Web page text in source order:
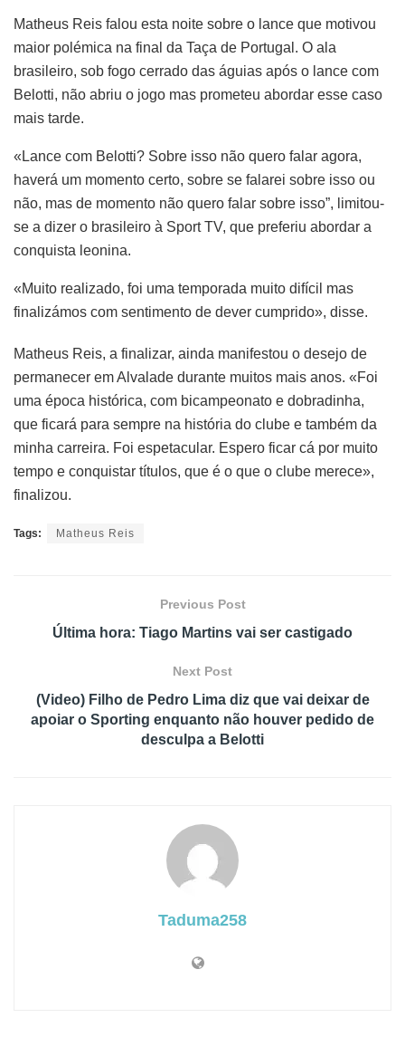
Matheus Reis falou esta noite sobre o lance que motivou
maior polémica na final da Taça de Portugal. O ala
brasileiro, sob fogo cerrado das águias após o lance com
Belotti, não abriu o jogo mas prometeu abordar esse caso
mais tarde.
«Lance com Belotti? Sobre isso não quero falar agora,
haverá um momento certo, sobre se falarei sobre isso ou
não, mas de momento não quero falar sobre isso”, limitou-
se a dizer o brasileiro à Sport TV, que preferiu abordar a
conquista leonina.
«Muito realizado, foi uma temporada muito difícil mas
finalizámos com sentimento de dever cumprido», disse.
Matheus Reis, a finalizar, ainda manifestou o desejo de
permanecer em Alvalade durante muitos mais anos. «Foi
uma época histórica, com bicampeonato e dobradinha,
que ficará para sempre na história do clube e também da
minha carreira. Foi espetacular. Espero ficar cá por muito
tempo e conquistar títulos, que é o que o clube merece»,
finalizou.
Tags: Matheus Reis
Previous Post
Última hora: Tiago Martins vai ser castigado
Next Post
(Video) Filho de Pedro Lima diz que vai deixar de
apoiar o Sporting enquanto não houver pedido de
desculpa a Belotti
Taduma258